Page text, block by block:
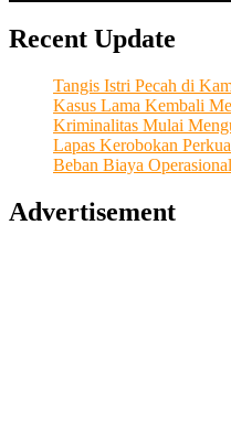
Recent Update
Tangis Istri Pecah di
Kasus Lama Kembali
Kriminalitas Mulai
Lapas Kerobokan
Beban Biaya
Advertisement